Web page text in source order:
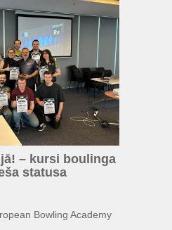
– kursi boulinga
statusa
Bowling Academy